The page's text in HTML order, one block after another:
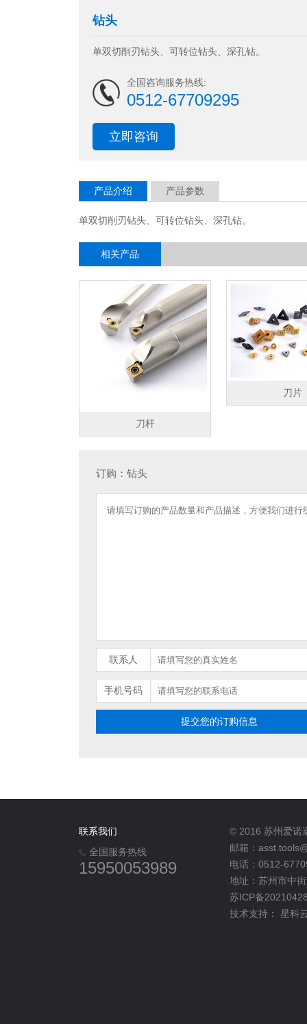
钻头
单双切削刃钻头、可转位钻头、深孔钻。
全国咨询服务热线:
0512-67709295
立即咨询
产品介绍 产品参数
单双切削刃钻头、可转位钻头、深孔钻。
相关产品
刀杆
刀片
订购：钻头
联系人
手机号码
联系我们
全国服务热线
15950053989
© 2016 苏州爱诺
邮箱：
电话：0512-
地址：苏州市中
苏ICP备
技术支持： 星科